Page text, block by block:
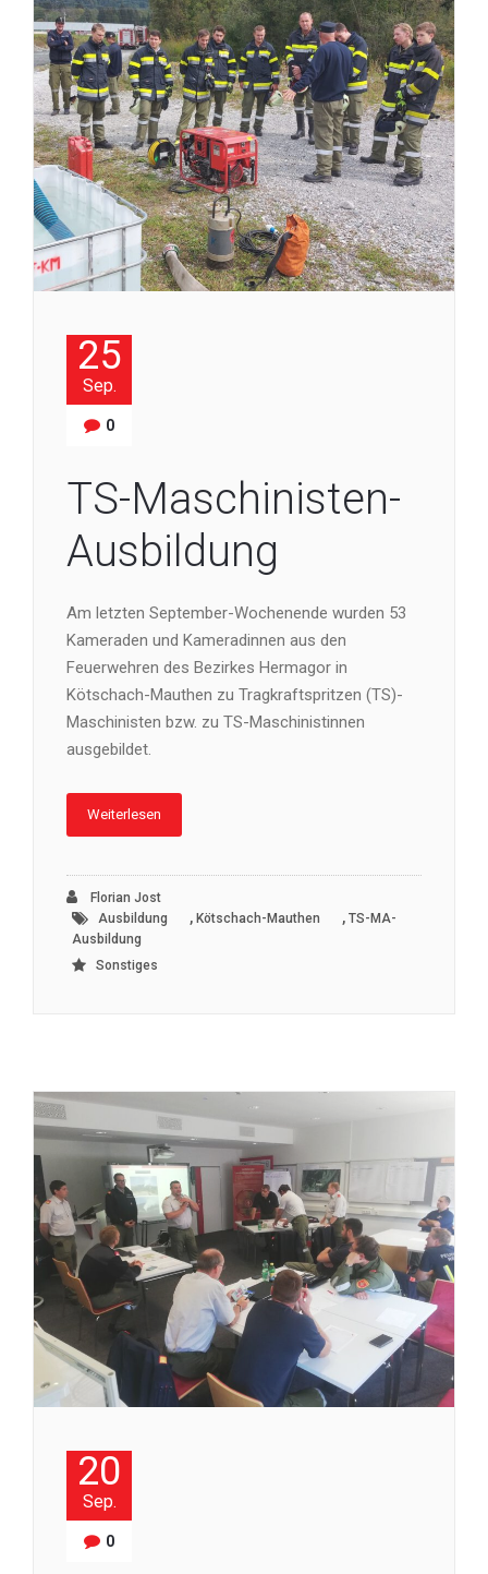
25
Sep.
0
TS-Maschinisten-
Ausbildung
Am letzten September-Wochenende wurden 53
Kameraden und Kameradinnen aus den
Feuerwehren des Bezirkes Hermagor in
Kötschach-Mauthen zu Tragkraftspritzen (TS)-
Maschinisten bzw. zu TS-Maschinistinnen
ausgebildet.
Weiterlesen
Florian Jost
Ausbildung
, Kötschach-Mauthen , TS-MA-
Ausbildung
Sonstiges
20
Sep.
0